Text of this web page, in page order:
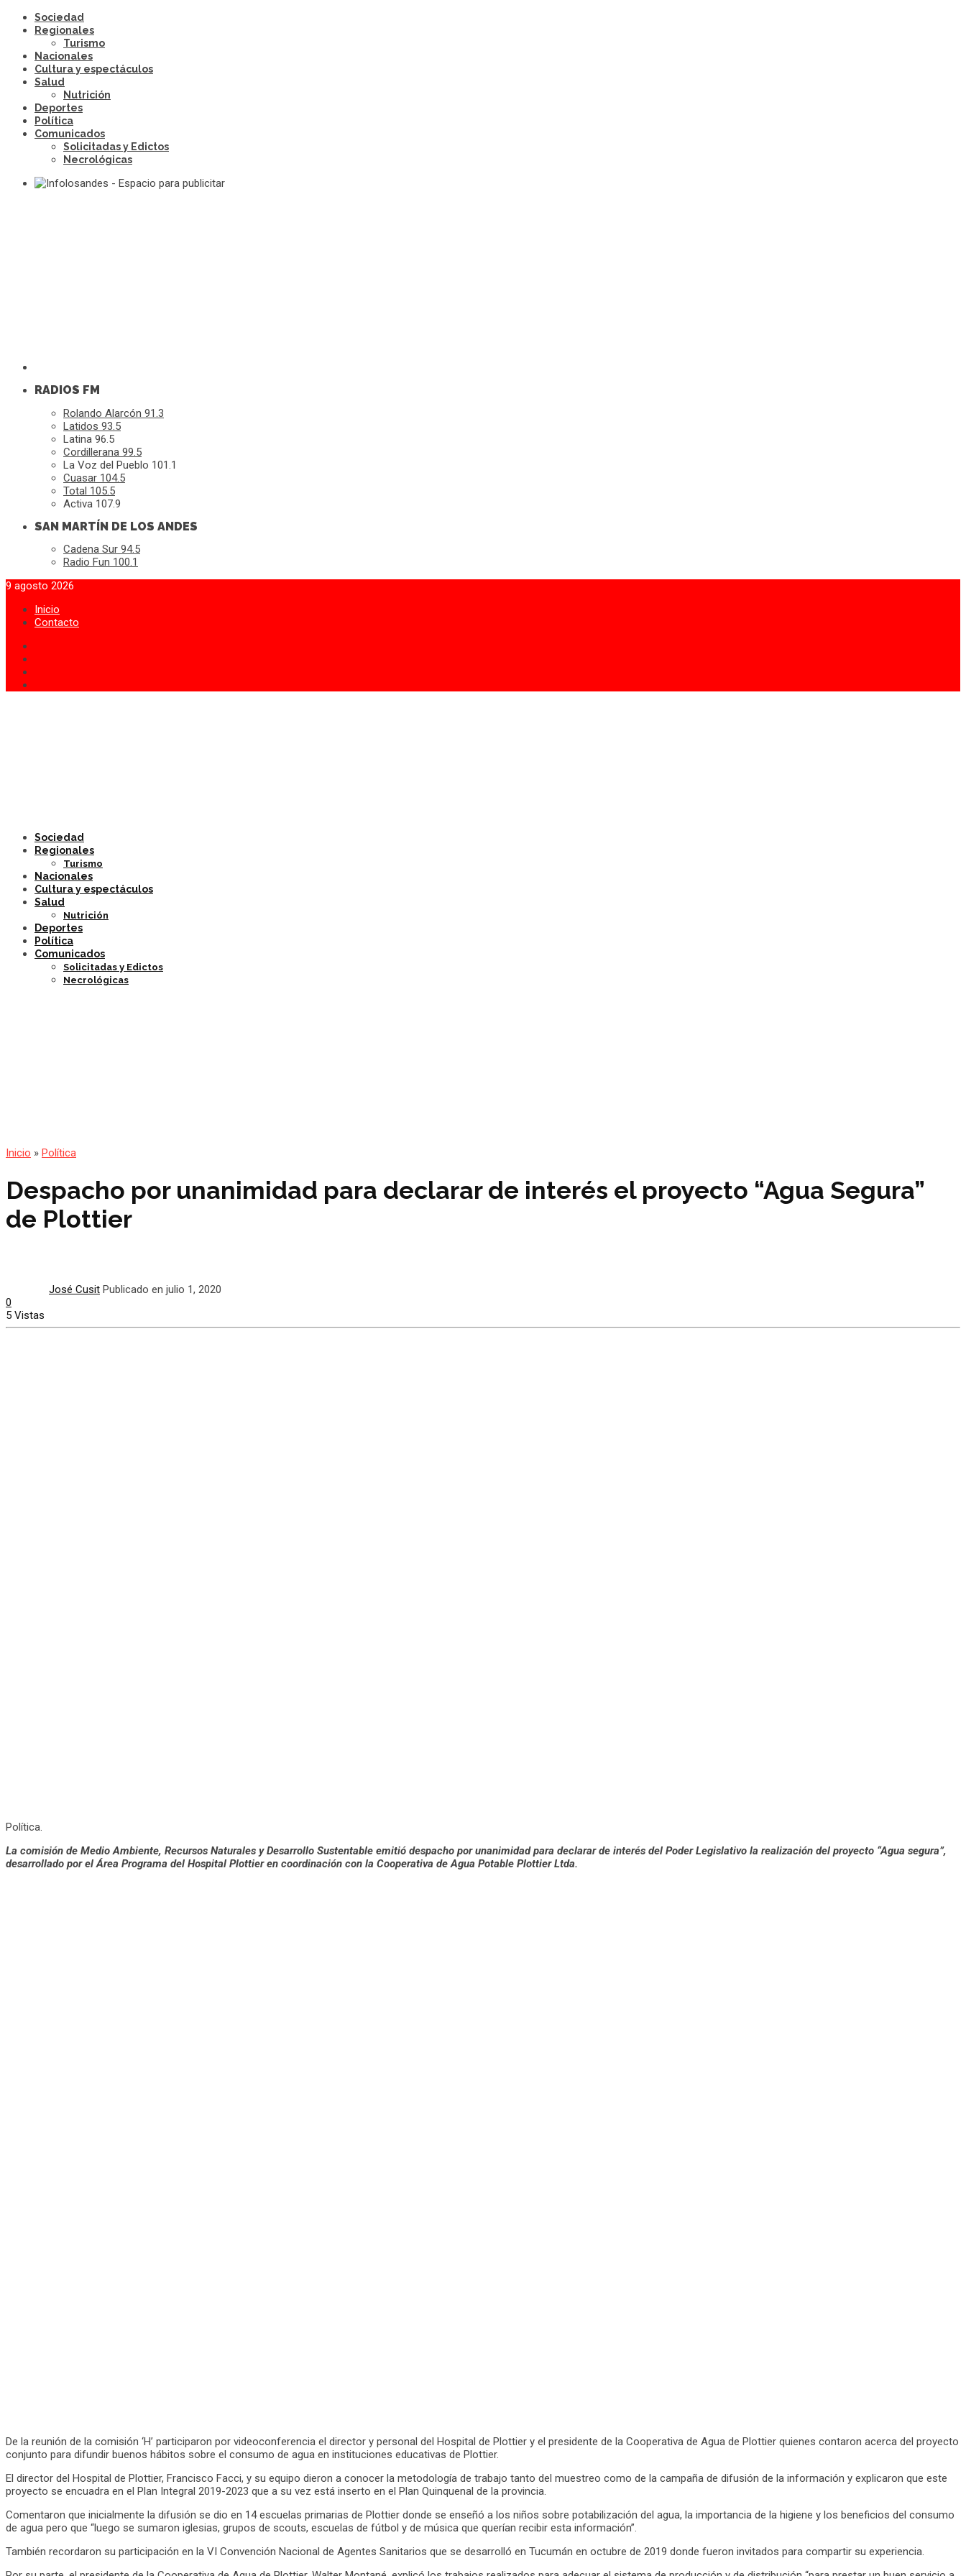
Sociedad
Regionales
Turismo
Nacionales
Cultura y espectáculos
Salud
Nutrición
Deportes
Política
Comunicados
Solicitadas y Edictos
Necrológicas
RADIOS FM
Rolando Alarcón 91.3
Latidos 93.5
Latina 96.5
Cordillerana 99.5
La Voz del Pueblo 101.1
Cuasar 104.5
Total 105.5
Activa 107.9
SAN MARTÍN DE LOS ANDES
Cadena Sur 94.5
Radio Fun 100.1
9 agosto 2026
Inicio
Contacto
Sociedad
Regionales
Turismo
Nacionales
Cultura y espectáculos
Salud
Nutrición
Deportes
Política
Comunicados
Solicitadas y Edictos
Necrológicas
Inicio » Política
Despacho por unanimidad para declarar de interés el proyecto “Agua Segura”
de Plottier
José Cusit Publicado en julio 1, 2020
0
5 Vistas
Política.
La comisión de Medio Ambiente, Recursos Naturales y Desarrollo Sustentable emitió despacho por unanimidad para declarar de interés del Poder Legislativo la realización del proyecto “Agua segura”,
desarrollado por el Área Programa del Hospital Plottier en coordinación con la Cooperativa de Agua Potable Plottier Ltda.
De la reunión de la comisión ‘H’ participaron por videoconferencia el director y personal del Hospital de Plottier y el presidente de la Cooperativa de Agua de Plottier quienes contaron acerca del proyecto
conjunto para difundir buenos hábitos sobre el consumo de agua en instituciones educativas de Plottier.
El director del Hospital de Plottier, Francisco Facci, y su equipo dieron a conocer la metodología de trabajo tanto del muestreo como de la campaña de difusión de la información y explicaron que este
proyecto se encuadra en el Plan Integral 2019-2023 que a su vez está inserto en el Plan Quinquenal de la provincia.
Comentaron que inicialmente la difusión se dio en 14 escuelas primarias de Plottier donde se enseñó a los niños sobre potabilización del agua, la importancia de la higiene y los beneficios del consumo
de agua pero que “luego se sumaron iglesias, grupos de scouts, escuelas de fútbol y de música que querían recibir esta información”.
También recordaron su participación en la VI Convención Nacional de Agentes Sanitarios que se desarrolló en Tucumán en octubre de 2019 donde fueron invitados para compartir su experiencia.